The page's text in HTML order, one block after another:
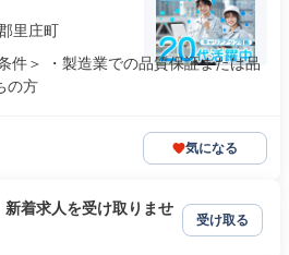
里庄町
件＞ ・製造業での品質保証または品
の方
気になる
着求人を受け取りませ
受け取る